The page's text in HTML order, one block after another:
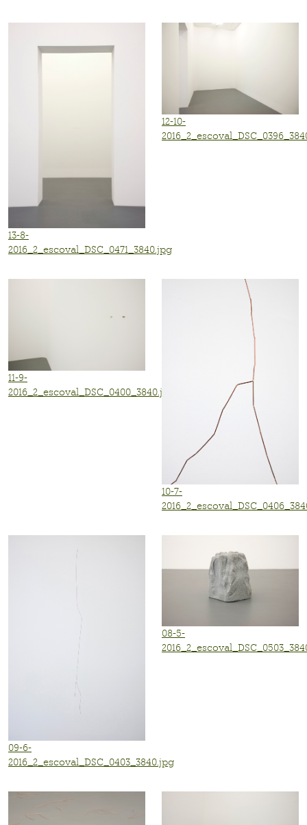
13-8-
2016_2_escoval_DSC_0471_3840.jpg
12-10-
11-9-
2016_2_escoval_DSC_0400_3840.jpg
10-7-
09-6-
2016_2_escoval_DSC_0403_3840.jpg
08-5-